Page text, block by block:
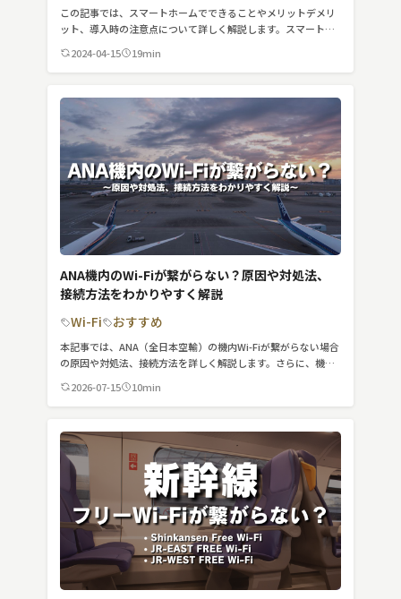
スマート漁業
クラウド
スマート〇〇
スマート農業
ドローン
ロボット
スマート物流
ニュース
デジタルサイネージ
この記事では、スマートホームでできることやメリットデメリ
ット、導入時の注意点について詳しく解説します。スマートホ
確認しましょう。
2024-04-15 19min
ANA機内のWi-Fiが繋がらない？原因や対処法、
接続方法をわかりやすく解説
Wi-Fi
おすすめ
本記事では、ANA（全日本空輸）の機内Wi-Fiが繋がらない場合
の原因や対処法、接続方法を詳しく解説します。さらに、機内
Wi-Fiサービスの安全性やリスク、利用時の注意点についてもわ
かりやすく解説していきます。
2026-07-15 10min